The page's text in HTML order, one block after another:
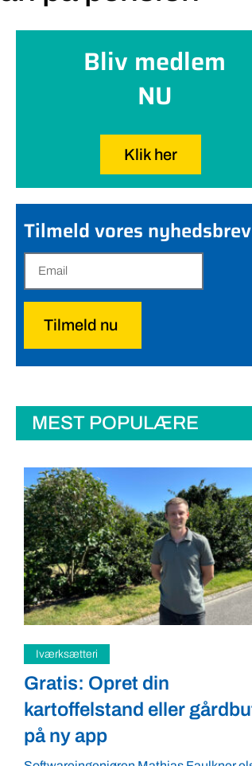
Bliv medlem
NU
Klik her
Tilmeld vores nyhedsbrev
Tilmeld nu
MEST POPULÆRE
Samfund
Fredspligt giver landmænd
strategisk fordel
Arbejdsgiverforeningen GLS-A tilbyder